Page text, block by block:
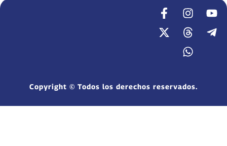
Copyright © Todos los derechos reservados.